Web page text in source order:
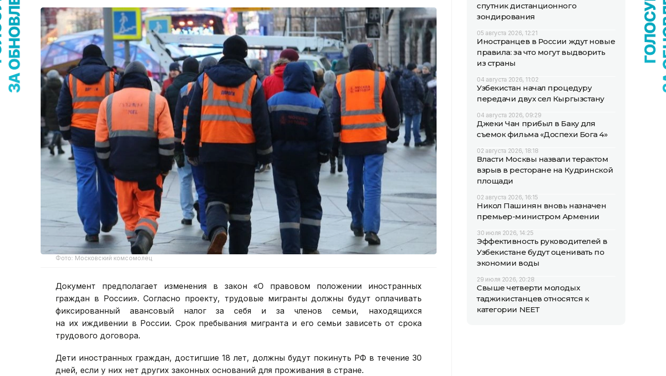
Фото: Московский комсомолец
Документ предполагает изменения в закон «О правовом положении иностранных
граждан в России». Согласно проекту, трудовые мигранты должны будут оплачивать
фиксированный авансовый налог за себя и за членов семьи, находящихся
на их иждивении в России. Срок пребывания мигранта и его семьи зависеть от срока
трудового договора.
Дети иностранных граждан, достигшие 18 лет, должны будут покинуть РФ в течение 30
дней, если у них нет других законных оснований для проживания в стране.
спутник дистанционного
зондирования
05 августа 2026, 12:21
Иностранцев в России ждут новые
правила: за что могут выдворить
из страны
04 августа 2026, 11:02
Узбекистан начал процедуру
передачи двух сел Кыргызстану
04 августа 2026, 09:29
Джеки Чан прибыл в Баку для
съемок фильма «Доспехи Бога 4»
02 августа 2026, 18:18
Власти Москвы назвали терактом
взрыв в ресторане на Кудринской
площади
02 августа 2026, 16:15
Никол Пашинян вновь назначен
премьер-министром Армении
30 июля 2026, 14:25
Эффективность руководителей в
Узбекистане будут оценивать по
экономии воды
29 июля 2026, 20:28
Свыше четверти молодых
таджикистанцев относятся к
категории NEET